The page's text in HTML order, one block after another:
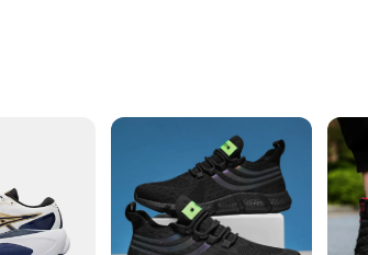
running experience. The high-quality synthetic leather
of these running shoes reduces the load on your
comfortably cradled, reducing the risk of injury and